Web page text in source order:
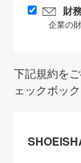
財
企業の
下記規約を
ェックボッ